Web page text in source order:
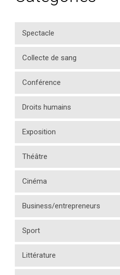
Spectacle
Collecte de sang
Conférence
Droits humains
Exposition
Théâtre
Cinéma
Business/entrepreneurs
Sport
Littérature